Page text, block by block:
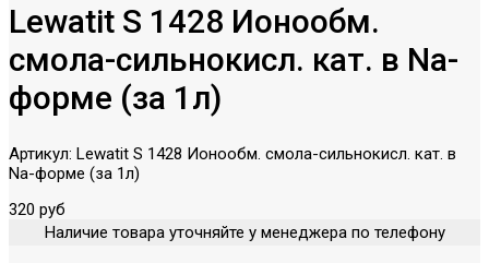
Lewatit S 1428 Ионообм.
смола-сильнокисл. кат. в Na-
форме (за 1л)
Артикул: Lewatit S 1428 Ионообм. смола-сильнокисл. кат. в
Na-форме (за 1л)
320 руб
Наличие товара уточняйте у менеджера по телефону